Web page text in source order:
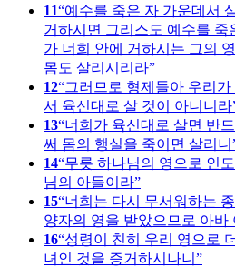
11 예수를 죽은 자 가운데서
거하시면 그리스도 예수를 죽
가 너희 안에 거하시는 그의
몸도 살리시리라
12 그러므로 형제들아 우리
서 육신대로 살 것이 아니니라
13 너희가 육신대로 살면 반
써 몸의 행실을 죽이면 살리니
14 무릇 하나님의 영으로 인
님의 아들이라
15 너희는 다시 무서워하는
양자의 영을 받았으므로 아
16 성령이 친히 우리 영으로
녀인 것을 증거하시나니